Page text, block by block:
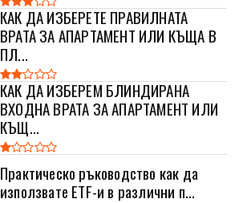
КАК ДА ИЗБЕРЕТЕ ПРАВИЛНАТА
ВРАТА ЗА АПАРТАМЕНТ ИЛИ КЪЩА В
ПЛ...
КАК ДА ИЗБЕРЕМ БЛИНДИРАНА
ВХОДНА ВРАТА ЗА АПАРТАМЕНТ ИЛИ
КЪЩ...
Практическо ръководство как да
използвате ETF-и в различни п...